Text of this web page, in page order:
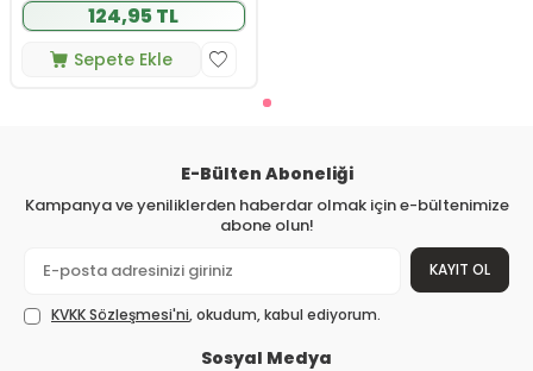
124,95 TL
Sepete Ekle
E-Bülten Aboneliği
Kampanya ve yeniliklerden haberdar olmak için e-bültenimize
abone olun!
KAYIT OL
KVKK Sözleşmesi'ni, okudum, kabul ediyorum.
Sosyal Medya